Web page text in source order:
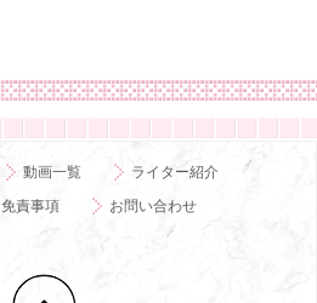
動画一覧
ライター紹介
免責事項 お問い合わせ